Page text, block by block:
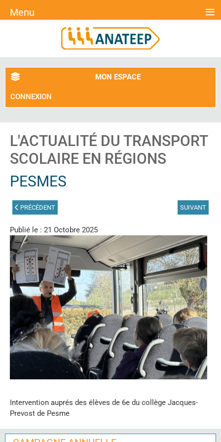
MON ESPACE
CONNEXION
L'ACTUALITÉ DU TRANSPORT
SCOLAIRE EN RÉGIONS
PESMES
ARTICLE PRÉCÉDENT : GÉRARDMER
PRÉCÉDENT ARTICLE
SUIVANT
Publié le : 21 Octobre 2025
Intervention auprés des élèves de 6e du collège Jacques-
Prevost de Pesme
Menu ≡